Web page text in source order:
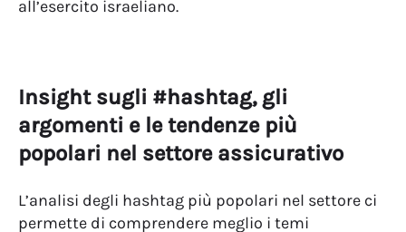
all’esercito israeliano.
Insight sugli #hashtag, gli
argomenti e le tendenze più
popolari nel settore assicurativo
L’analisi degli hashtag più popolari nel settore ci
permette di comprendere meglio i temi